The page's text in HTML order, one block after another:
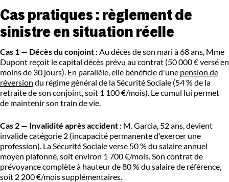
Cas pratiques : règlement de
sinistre en situation réelle
Cas 1 — Décès du conjoint : Au décès de son mari à 68 ans, Mme
Dupont reçoit le capital décès prévu au contrat (50 000 € versé en
moins de 30 jours). En parallèle, elle bénéficie d'une pension de
réversion du régime général de la Sécurité Sociale (54 % de la
retraite de son conjoint, soit 1 100 €/mois). Le cumul lui permet
de maintenir son train de vie.
Cas 2 — Invalidité après accident : M. Garcia, 52 ans, devient
invalide catégorie 2 (incapacité permanente d'exercer une
profession). La Sécurité Sociale verse 50 % du salaire annuel
moyen plafonné, soit environ 1 700 €/mois. Son contrat de
prévoyance complète à hauteur de 80 % du salaire de référence,
soit 2 200 €/mois supplémentaires.